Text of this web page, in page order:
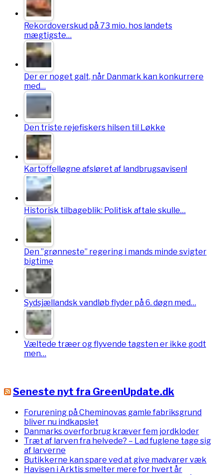
Rekordoverskud på 73 mio. hos landets
mægtigste…
Der er noget galt, når Danmark kan konkurrere
med…
Den triste rejefiskers hilsen til Løkke
Kartoffelløgne afsløret af landbrugsavisen!
Historisk tilbageblik: Politisk aftale skulle…
Den ”grønneste” regering i mands minde svigter
bigtime
Sydsjællandsk vandløb flyder på 6. døgn med…
Væltede træer og flyvende tagsten er ikke godt
men…
Seneste nyt fra GreenUpdate.dk
Forurening på Cheminovas gamle fabriksgrund
bliver nu indkapslet
Danmarks overforbrug kræver fem jordkloder
Træt af larven fra helvede? – Lad fuglene tage sig
af larverne
Butikkerne kan spare ved at give madvarer væk
Havisen i Arktis smelter mere for hvert år